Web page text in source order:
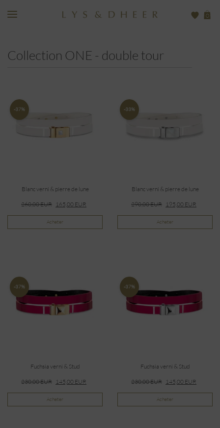
0
Collection ONE - double tour
-37%
Blanc verni & pierre de lune
260,00EUR 165,00 EUR
Acheter
-33%
Blanc verni & pierre de lune
290,00EUR 195,00 EUR
Acheter
-37%
Fuchsia verni & Stud
230,00EUR 145,00 EUR
Acheter
-37%
Fuchsia verni & Stud
230,00EUR 145,00 EUR
Acheter